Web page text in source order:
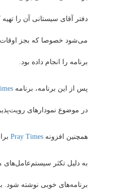
می‌شود خصوصا که بجز اوقات
برنامه را انجام داده بود.
پس از این برنامه، برنامه
در موضوع نمودارهای
همچنین افزونه Pray Times
به دلیل تکثر سیستم‌عامل‌های
برنامه‌های خوبی نوشته شود.